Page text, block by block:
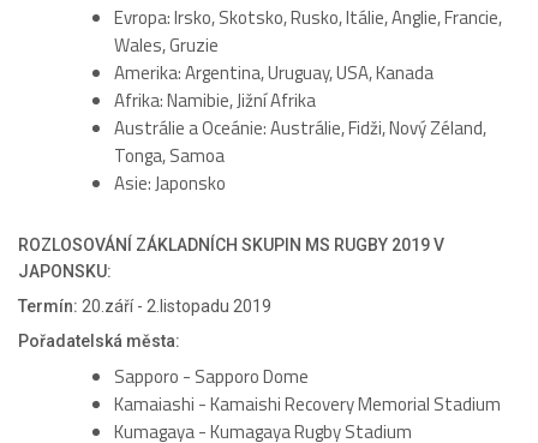
Evropa: Irsko, Skotsko, Rusko, Itálie, Anglie, Francie,
Wales, Gruzie
Amerika: Argentina, Uruguay, USA, Kanada
Afrika: Namibie, Jižní Afrika
Austrálie a Oceánie: Austrálie, Fidži, Nový Zéland,
Tonga, Samoa
Asie: Japonsko
ROZLOSOVÁNÍ ZÁKLADNÍCH SKUPIN MS RUGBY 2019 V
JAPONSKU:
Termín: 20.září - 2.listopadu 2019
Pořadatelská města:
Sapporo - Sapporo Dome
Kamaiashi - Kamaishi Recovery Memorial Stadium
Kumagaya - Kumagaya Rugby Stadium